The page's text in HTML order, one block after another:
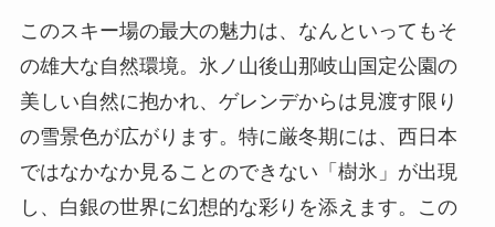
このスキー場の最大の魅力は、なんといってもそ
の雄大な自然環境。氷ノ山後山那岐山国定公園の
美しい自然に抱かれ、ゲレンデからは見渡す限り
の雪景色が広がります。特に厳冬期には、西日本
ではなかなか見ることのできない「樹氷」が出現
し、白銀の世界に幻想的な彩りを添えます。この